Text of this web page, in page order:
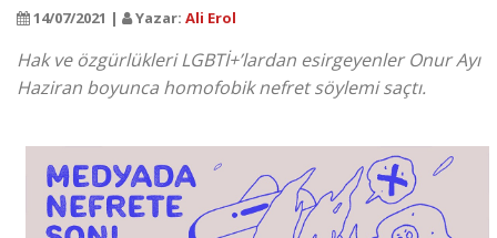
14/07/2021 | Yazar: Ali Erol
Hak ve özgürlükleri LGBTİ+’lardan esirgeyenler Onur Ayı
Haziran boyunca homofobik nefret söylemi saçtı.